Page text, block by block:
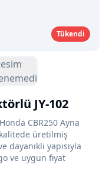
Tükendi
JY-102
CBR250 Ayna
üretilmiş
yapısıyla
ve uygun fiyat